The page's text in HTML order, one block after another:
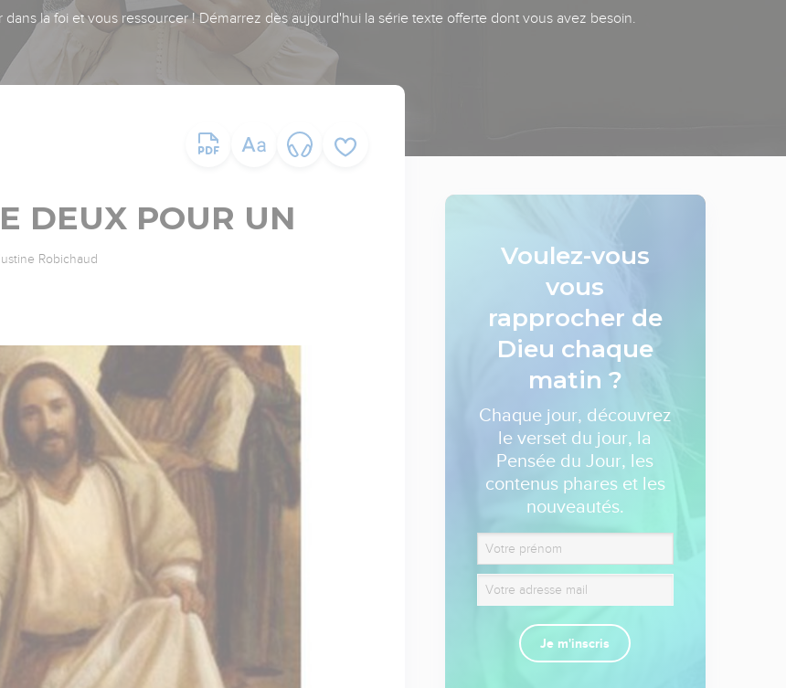
la foi et vous ressourcer ! Démarrez dès aujourd'hui la série texte offerte dont vous avez besoin.
DEUX POUR UN
Robichaud
Voulez-vous
vous
rapprocher de
Dieu chaque
matin ?
Chaque jour, découvrez
le verset du jour, la
Pensée du Jour, les
contenus phares et les
nouveautés.
Je m'inscris